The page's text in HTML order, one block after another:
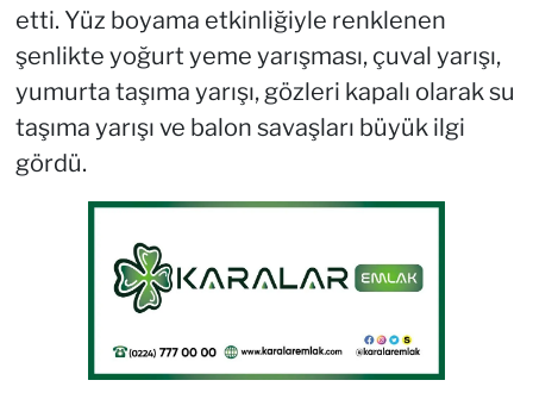
etti. Yüz boyama etkinliğiyle renklenen
şenlikte yoğurt yeme yarışması, çuval yarışı,
yumurta taşıma yarışı, gözleri kapalı olarak su
taşıma yarışı ve balon savaşları büyük ilgi
gördü.